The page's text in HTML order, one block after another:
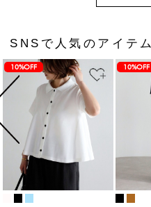
SNSで人気のアイテム
10%OFF 10%OFF